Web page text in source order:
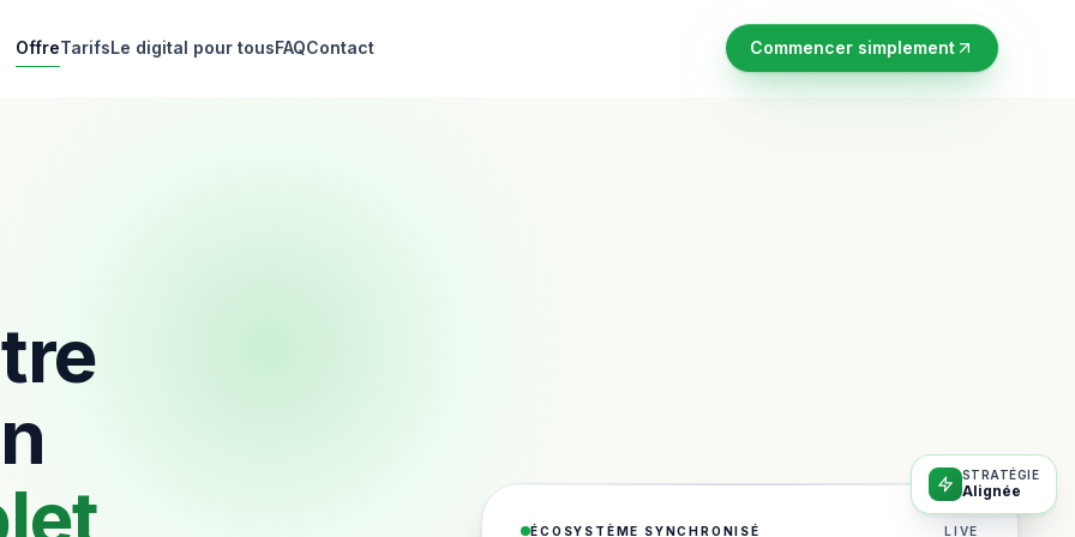
OffreTarifsLe digital pour tousFAQContact Commencer simplement
ÉCOSYSTÈME SYNCHRONISÉ LIVE
STRATÉGIE
Alignée